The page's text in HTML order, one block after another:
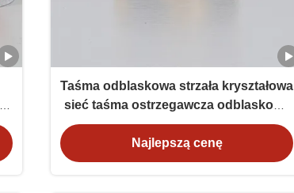
Taśma odblaskowa strzała kryształowa
sieć taśma ostrzegawcza odblaskowa
dla przyczep pojazdów
Najlepszą cenę